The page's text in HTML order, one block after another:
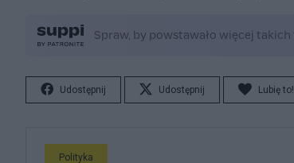
Udostępnij Udostępnij Lubię to!
Polityka